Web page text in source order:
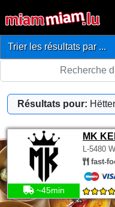
Résultats pour:
MK
L-5480
fast-
~45min